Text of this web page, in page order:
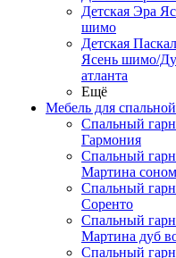
Детская Эра
шимо
Детская
Ясень шимо/
атланта
Ещё
Мебель для спальной
Спальный
Гармония
Спальный
Мартина
Спальный
Соренто
Спальный
Мартина дуб
Спальный